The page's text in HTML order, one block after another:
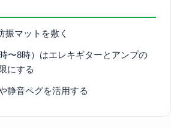
振マットを敷く
〜8時）はエレキギターとアンプの
にする
静音ペグを活用する